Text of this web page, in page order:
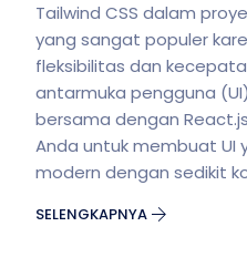
Tailwind CSS dalam
yang sangat populer
fleksibilitas dan
antarmuka pengguna
bersama dengan
Anda untuk membuat UI
modern dengan sedikit
SELENGKAPNYA